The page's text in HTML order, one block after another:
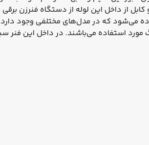
کابل از داخل این لوله از دستگاه فنرزن
می‌شود که در مدل‌های مختلفی وجود
مورد استفاده می‌باشند. در داخل این